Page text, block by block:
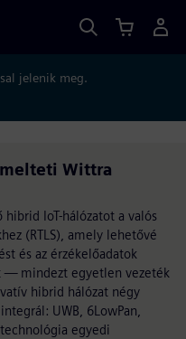
jelenik meg.
Wittra
IoT-hálózatot a valós
(RTLS), amely lehetővé
és az érzékelőadatok
— mindezt egyetlen vezeték
hibrid hálózat négy
UWB, 6LowPan,
egyedi